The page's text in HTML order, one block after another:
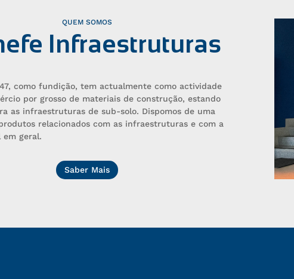
QUEM SOMOS
Infraestruturas
como fundição, tem actualmente como actividade
por grosso de materiais de construção, estando
as infraestruturas de sub-solo. Dispomos de uma
relacionados com as infraestruturas e com a
geral.
Saber Mais